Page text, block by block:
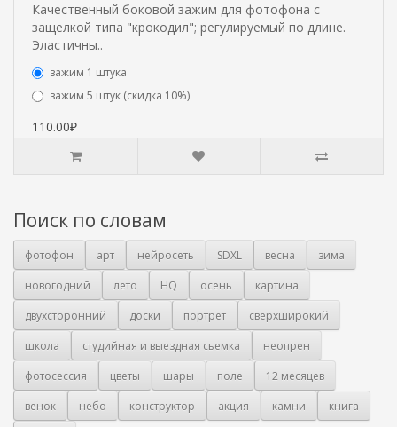
Качественный боковой зажим для фотофона с
защелкой типа "крокодил"; регулируемый по длине.
Эластичны..
зажим 1 штука
зажим 5 штук (скидка 10%)
110.00₽
Поиск по словам
фотофон арт нейросеть SDXL весна
зима
новогодний
лето HQ осень
картина
двухсторонний
доски портрет
сверхширокий
школа
студийная и выездная сьемка
неопрен
фотосессия
цветы шары поле
12 месяцев
венок
небо конструктор акция камни
книга